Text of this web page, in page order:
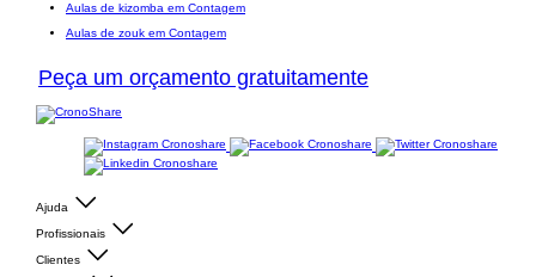
Aulas de kizomba em Contagem
Aulas de zouk em Contagem
Peça um orçamento gratuitamente
Ajuda
Profissionais
Clientes